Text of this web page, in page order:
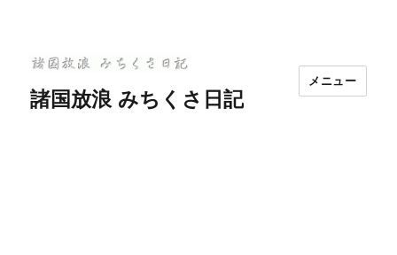
諸国放浪 みちくさ日記
メニュー